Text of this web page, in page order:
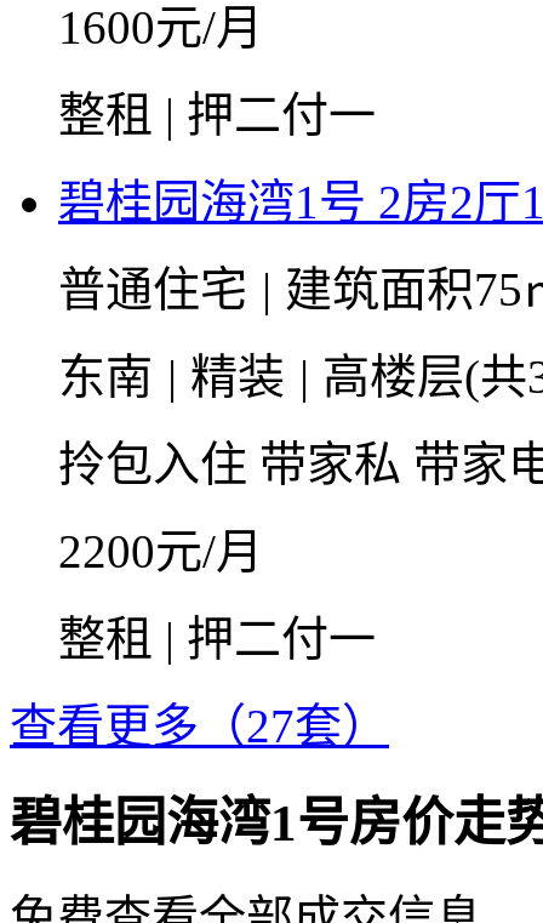
1600元/月
整租 | 押二付一
碧桂园海湾1号 2房2厅
普通住宅 | 建筑面积
东南 | 精装 | 高楼层(
拎包入住 带家私 带家
2200元/月
整租 | 押二付一
查看更多（27套）
碧桂园海湾1号房价走